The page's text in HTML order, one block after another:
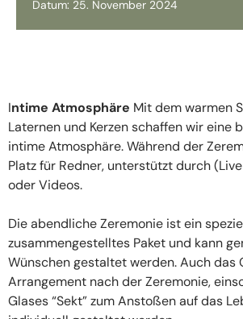
Datum: 25. November 2024
Intime Atmosphäre Mit dem warmen
Laternen und Kerzen schaffen wir eine
intime Atmosphäre. Während der
Platz für Redner, unterstützt durch
oder Videos.
Die abendliche Zeremonie ist ein
zusammengestelltes Paket und kann
Wünschen gestaltet werden. Auch das
Arrangement nach der Zeremonie,
Glases “Sekt” zum Anstoßen auf das